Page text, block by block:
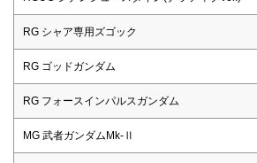
RG シャア専用ズゴック
RG ゴッドガンダム
RG フォースインパルスガンダム
MG 武者ガンダムMk-Ⅱ